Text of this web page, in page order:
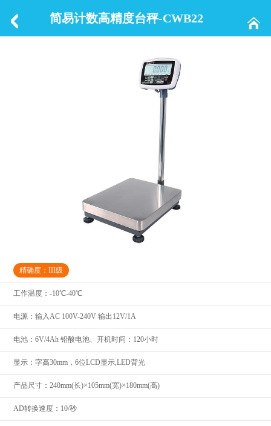
简易计数高精度台秤-CWB22
精确度：III级
工作温度：-10℃-40℃
电源：输入AC 100V-240V 输出12V/1A
电池：6V/4Ah 铅酸电池、开机时间：120小时
显示：字高30mm，6位LCD显示,LED背光
产品尺寸：240mm(长)×105mm(宽)×180mm(高)
AD转换速度：10/秒